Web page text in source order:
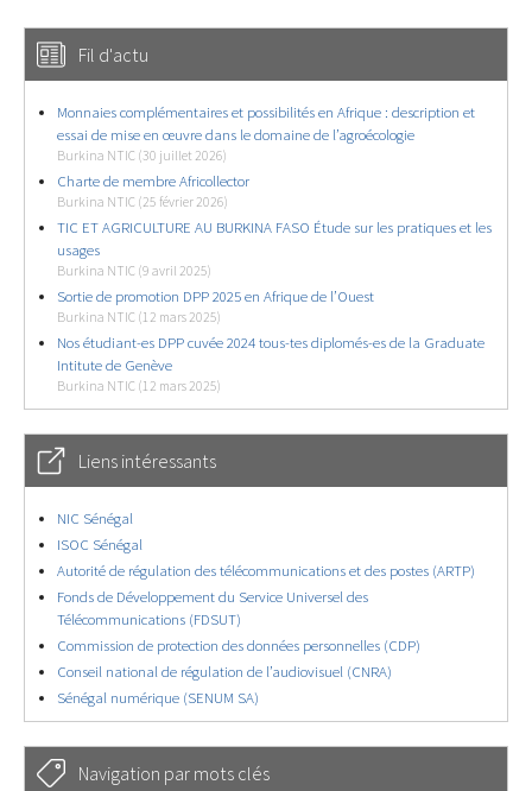
Fil d'actu
Monnaies complémentaires et possibilités en Afrique : description et
essai de mise en œuvre dans le domaine de l’agroécologie
Burkina NTIC (30 juillet 2026)
Charte de membre Africollector
Burkina NTIC (25 février 2026)
TIC ET AGRICULTURE AU BURKINA FASO Étude sur les pratiques et les
usages
Burkina NTIC (9 avril 2025)
Sortie de promotion DPP 2025 en Afrique de l’Ouest
Burkina NTIC (12 mars 2025)
Nos étudiant-es DPP cuvée 2024 tous-tes diplomés-es de la Graduate
Intitute de Genève
Burkina NTIC (12 mars 2025)
Liens intéressants
NIC Sénégal
ISOC Sénégal
Autorité de régulation des télécommunications et des postes (ARTP)
Fonds de Développement du Service Universel des
Télécommunications (FDSUT)
Commission de protection des données personnelles (CDP)
Conseil national de régulation de l’audiovisuel (CNRA)
Sénégal numérique (SENUM SA)
Navigation par mots clés